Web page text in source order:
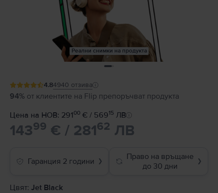
Реални снимки на продукта
4.84940 отзива
94% от клиентите на Flip препоръчват продукта
Цена на НОВ: 29100 € / 56915 ЛВ
14399 € / 28162 ЛВ
Гаранция 2 години ❯
Право на връщане
до 30 дни
❯
Цвят: Jet Black